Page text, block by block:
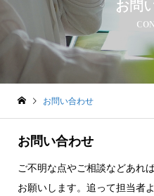
お問
お問い合わせ
お問い合わせ
ご不明な点やご相談などあれ
お願いします。追って担当者